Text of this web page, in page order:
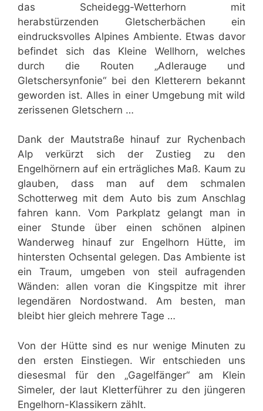
das Scheidegg-Wetterhorn mit
herabstürzenden Gletscherbächen ein
eindrucksvolles Alpines Ambiente. Etwas davor
befindet sich das Kleine Wellhorn, welches
durch die Routen „Adlerauge und
Gletschersynfonie“ bei den Kletterern bekannt
geworden ist. Alles in einer Umgebung mit wild
zerissenen Gletschern …
Dank der Mautstraße hinauf zur Rychenbach
Alp verkürzt sich der Zustieg zu den
Engelhörnern auf ein erträgliches Maß. Kaum zu
glauben, dass man auf dem schmalen
Schotterweg mit dem Auto bis zum Anschlag
fahren kann. Vom Parkplatz gelangt man in
einer Stunde über einen schönen alpinen
Wanderweg hinauf zur Engelhorn Hütte, im
hintersten Ochsental gelegen. Das Ambiente ist
ein Traum, umgeben von steil aufragenden
Wänden: allen voran die Kingspitze mit ihrer
legendären Nordostwand. Am besten, man
bleibt hier gleich mehrere Tage …
Von der Hütte sind es nur wenige Minuten zu
den ersten Einstiegen. Wir entschieden uns
diesesmal für den „Gagelfänger“ am Klein
Simeler, der laut Kletterführer zu den jüngeren
Engelhorn-Klassikern zählt.